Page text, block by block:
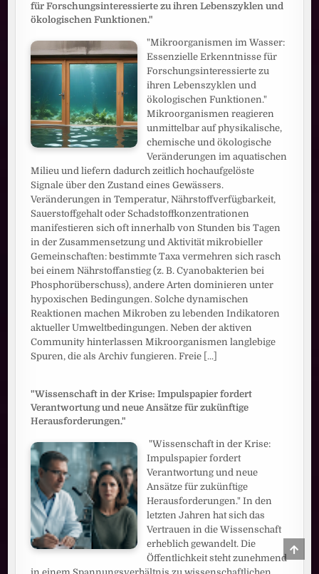
für Forschungsinteressierte zu ihren Lebenszyklen und
ökologischen Funktionen."
"Mikroorganismen im Wasser:
Essenzielle Erkenntnisse für
Forschungsinteressierte zu
ihren Lebenszyklen und
ökologischen Funktionen."
Mikroorganismen reagieren
unmittelbar auf physikalische,
chemische und ökologische
Veränderungen im aquatischen
Milieu und liefern dadurch zeitlich hochaufgelöste
Signale über den Zustand eines Gewässers.
Veränderungen in Temperatur, Nährstoffverfügbarkeit,
Sauerstoffgehalt oder Schadstoffkonzentrationen
manifestieren sich oft innerhalb von Stunden bis Tagen
in der Zusammensetzung und Aktivität mikrobieller
Gemeinschaften: bestimmte Taxa vermehren sich rasch
bei einem Nährstoffanstieg (z. B. Cyanobakterien bei
Phosphorüberschuss), andere Arten dominieren unter
hypoxischen Bedingungen. Solche dynamischen
Reaktionen machen Mikroben zu lebenden Indikatoren
aktueller Umweltbedingungen. Neben der aktiven
Community hinterlassen Mikroorganismen langlebige
Spuren, die als Archiv fungieren. Freie [...]
"Wissenschaft in der Krise: Impulspapier fordert
Verantwortung und neue Ansätze für zukünftige
Herausforderungen."
"Wissenschaft in der Krise:
Impulspapier fordert
Verantwortung und neue
Ansätze für zukünftige
Herausforderungen." In den
letzten Jahren hat sich das
Vertrauen in die Wissenschaft
erheblich gewandelt. Die
Öffentlichkeit steht zunehmend
TO